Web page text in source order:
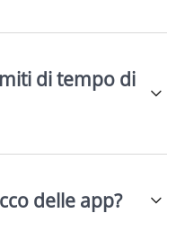
di tempo di
delle app?